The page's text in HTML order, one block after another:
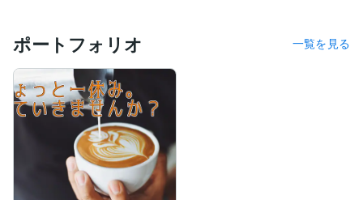
ポートフォリオ 一覧を見る